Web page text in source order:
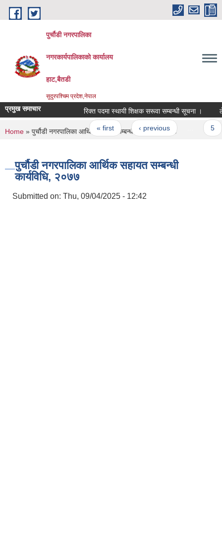
Skip to main content
पुर्चौडी नगरपालिका
नगरकार्यपालिकाकाे कार्यालय
हाट,बैतडी
सुदुरपश्चिम प्रदेश,नेपाल
प्रमुख समाचार रिक्त पदमा स्थायी शिक्षक सरूवा सम्बन्धी सूचना ।
Pages
« first ‹ previous
You are here
Home » पुर्चौडी नगरपालिका आर्थिक सहायत सम्बन्धी कार्यविधि, २०७७
पुर्चौडी नगरपालिका आर्थिक सहायत सम्बन्धी
कार्यविधि, २०७७
Submitted on: Thu, 09/04/2025 - 12:42